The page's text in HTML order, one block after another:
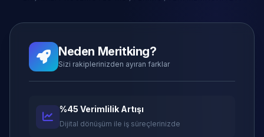
Neden Meritking?
Sizi rakiplerinizden ayıran farklar
%45 Verimlilik Artışı
Dijital dönüşüm ile iş süreçlerinizde